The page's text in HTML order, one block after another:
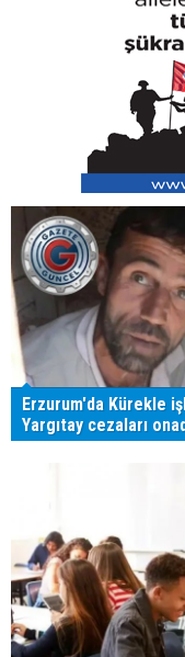
Erzurum'da Kürekle
Yargıtay cezaları